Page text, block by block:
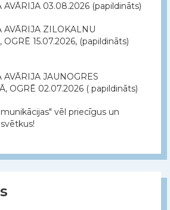
AVĀRIJA 03.08.2026 (papildināts)
AVĀRIJA ZILOKALNU
OGRĒ 15.07.2026, (papildināts)
AVĀRIJA JAUNOGRES
OGRĒ 02.07.2026 ( papildināts)
vēl priecīgus un